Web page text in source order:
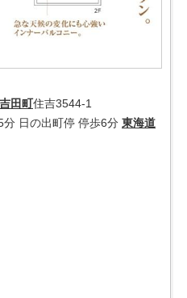
田町住吉3544-1
分 日の出町停 停歩6分 東海道